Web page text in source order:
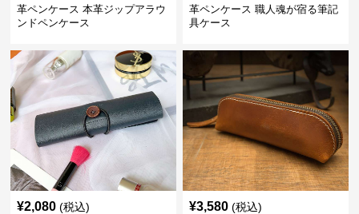
革ペンケース 本革ジップアラウ
ンドペンケース
革ペンケース 職人魂が宿る筆記
具ケース
¥2,080 (税込) ¥3,580 (税込)